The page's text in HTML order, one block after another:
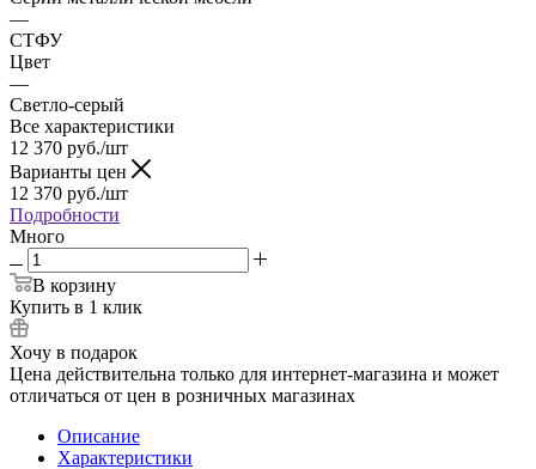
—
СТФУ
Цвет
—
Светло-серый
Все характеристики
12 370 руб./шт
Варианты цен
12 370 руб./шт
Подробности
Много
В корзину
Купить в 1 клик
Хочу в подарок
Цена действительна только для интернет-магазина и может
отличаться от цен в розничных магазинах
Описание
Характеристики